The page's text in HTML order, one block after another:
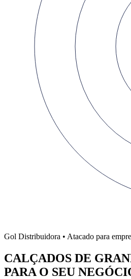
Gol Distribuidora • Atacado para
CALÇADOS DE
PARA O SEU